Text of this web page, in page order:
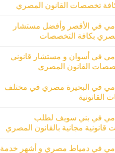
تخصصات القانون المصري
في الأقصر وأفضل مستشار
بكافة التخصصات
في أسوان و مستشار قانوني
القانون المصري
في البحيرة مصري في مختلف
القانونية
في بني سويف لطلب
قانونية مجانية بالقانون المصري
في دمياط مصري و أشهر خدمة